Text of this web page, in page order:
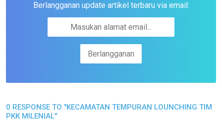
Berlangganan update artikel terbaru via email:
0 RESPONSE TO "KECAMATAN TEMPURAN LOUNCHING TIM
PKK MILENIAL"